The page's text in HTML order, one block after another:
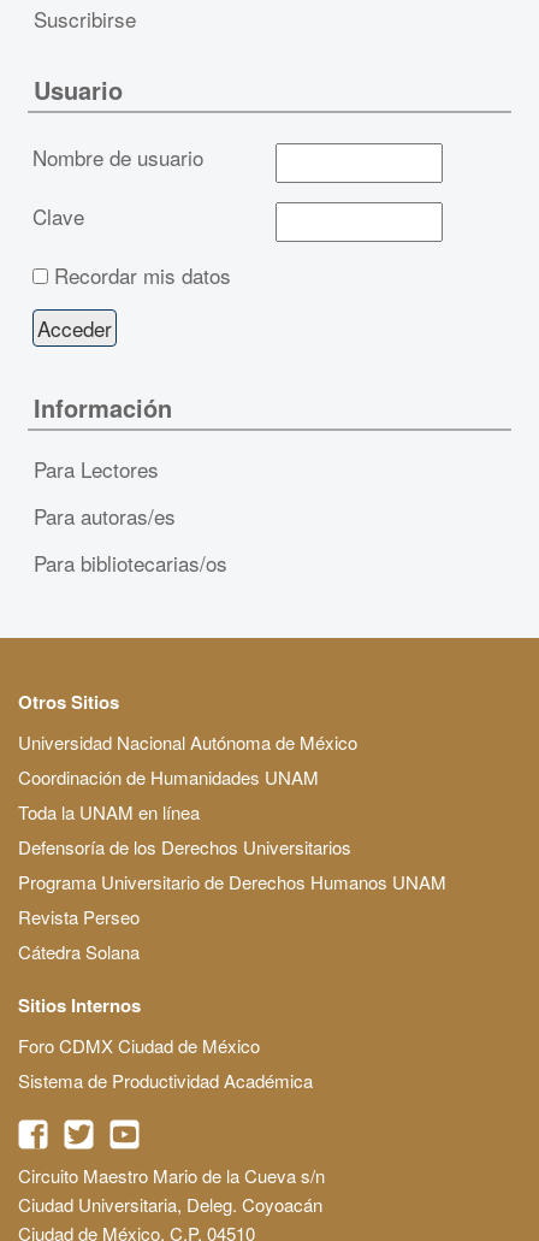
Suscribirse
Usuario
Nombre de usuario
Clave
Recordar mis datos
Información
Para Lectores
Para autoras/es
Para bibliotecarias/os
Otros Sitios
Universidad Nacional Autónoma de México
Coordinación de Humanidades UNAM
Toda la UNAM en línea
Defensoría de los Derechos Universitarios
Programa Universitario de Derechos Humanos UNAM
Revista Perseo
Cátedra Solana
Sitios Internos
Foro CDMX Ciudad de México
Sistema de Productividad Académica
Circuito Maestro Mario de la Cueva s/n
Ciudad Universitaria, Deleg. Coyoacán
Ciudad de México, C.P. 04510